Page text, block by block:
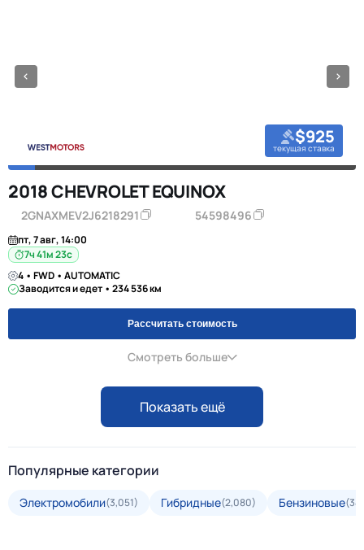
$925
текущая ставка
2018 CHEVROLET EQUINOX
2GNAXMEV2J6218291 54598496
пт, 7 авг, 14:00
7ч 41м 23с
4 • FWD • AUTOMATIC
Заводится и едет • 234 536 км
Рассчитать стоимость
Смотреть больше
Показать ещё
Популярные категории
Электромобили(3,051) Гибридные(2,080) Бензиновые